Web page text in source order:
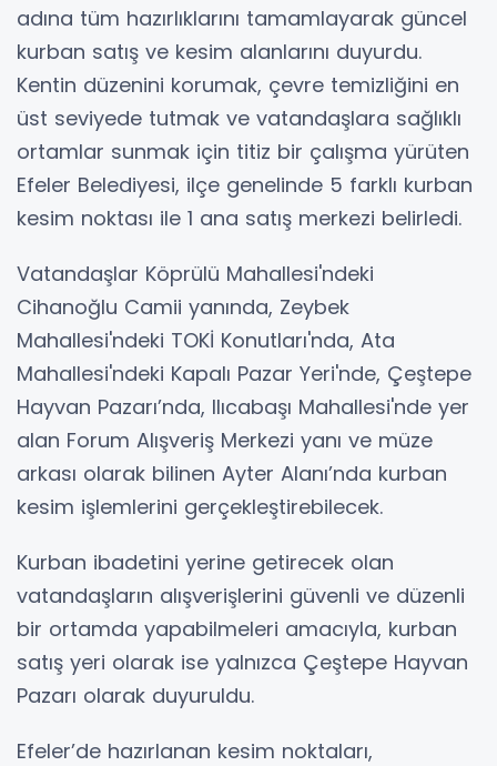
adına tüm hazırlıklarını tamamlayarak güncel
kurban satış ve kesim alanlarını duyurdu.
Kentin düzenini korumak, çevre temizliğini en
üst seviyede tutmak ve vatandaşlara sağlıklı
ortamlar sunmak için titiz bir çalışma yürüten
Efeler Belediyesi, ilçe genelinde 5 farklı kurban
kesim noktası ile 1 ana satış merkezi belirledi.
Vatandaşlar Köprülü Mahallesi'ndeki
Cihanoğlu Camii yanında, Zeybek
Mahallesi'ndeki TOKİ Konutları'nda, Ata
Mahallesi'ndeki Kapalı Pazar Yeri'nde, Çeştepe
Hayvan Pazarı’nda, Ilıcabaşı Mahallesi'nde yer
alan Forum Alışveriş Merkezi yanı ve müze
arkası olarak bilinen Ayter Alanı’nda kurban
kesim işlemlerini gerçekleştirebilecek.
Kurban ibadetini yerine getirecek olan
vatandaşların alışverişlerini güvenli ve düzenli
bir ortamda yapabilmeleri amacıyla, kurban
satış yeri olarak ise yalnızca Çeştepe Hayvan
Pazarı olarak duyuruldu.
Efeler’de hazırlanan kesim noktaları,